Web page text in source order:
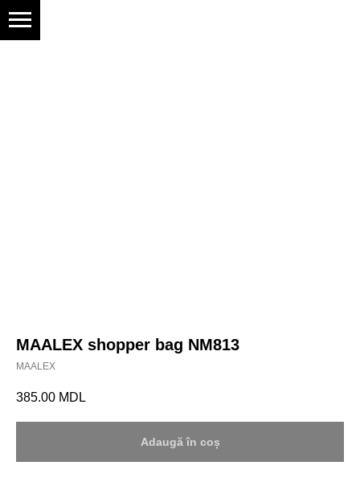
MAALEX shopper bag NM813
MAALEX
385.00 MDL
Adaugă în coș